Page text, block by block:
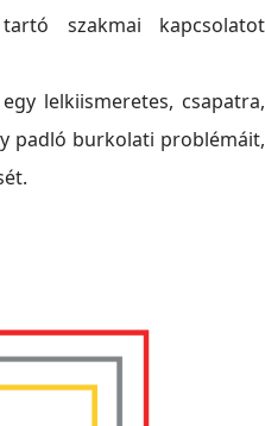
szakmai kapcsolatot
lelkiismeretes, csapatra,
padló burkolati problémáit,